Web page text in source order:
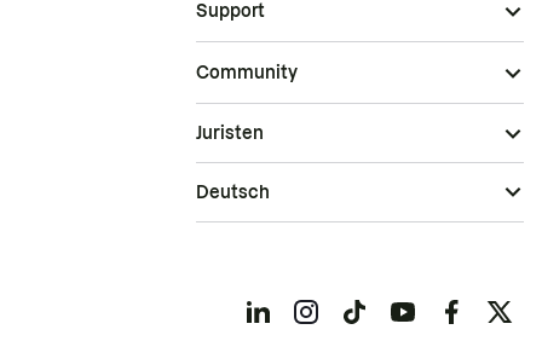
Support
Community
Juristen
Deutsch